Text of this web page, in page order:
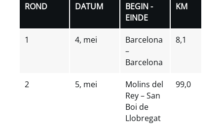
ROND DATUM
BEGIN -
EINDE
KM
1 4, mei
Barcelona
–
Barcelona
8,1
2 5, mei
Molins del
Rey – San
Boi de
Llobregat
99,0